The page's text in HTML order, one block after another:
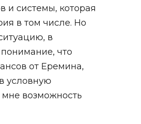
и системы, которая
в том числе. Но
в
что
от Еремина,
условную
возможность